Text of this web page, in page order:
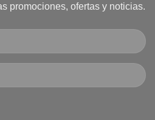
promociones, ofertas y noticias.